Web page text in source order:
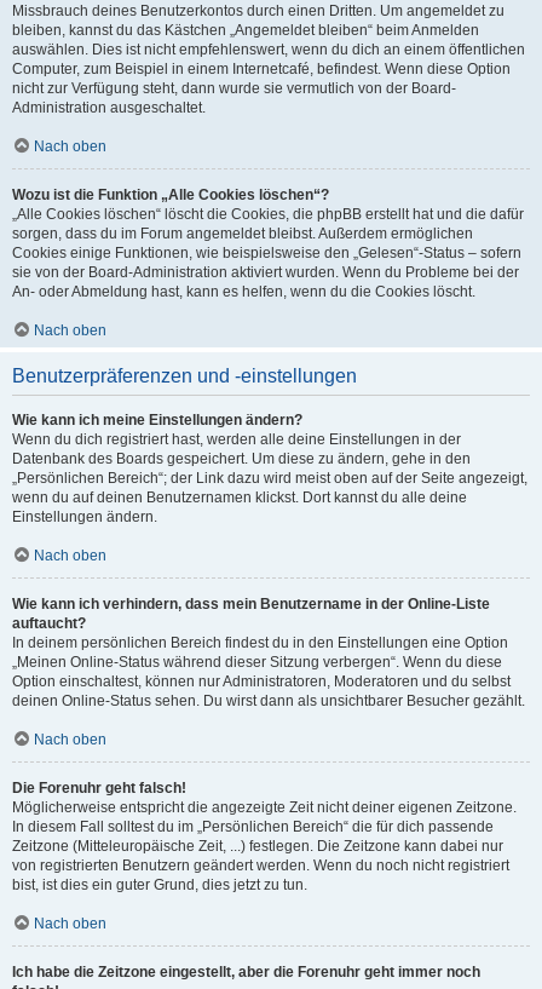
Missbrauch deines Benutzerkontos durch einen Dritten. Um angemeldet zu
bleiben, kannst du das Kästchen „Angemeldet bleiben“ beim Anmelden
auswählen. Dies ist nicht empfehlenswert, wenn du dich an einem öffentlichen
Computer, zum Beispiel in einem Internetcafé, befindest. Wenn diese Option
nicht zur Verfügung steht, dann wurde sie vermutlich von der Board-
Administration ausgeschaltet.
Nach oben
Wozu ist die Funktion „Alle Cookies löschen“?
„Alle Cookies löschen“ löscht die Cookies, die phpBB erstellt hat und die dafür
sorgen, dass du im Forum angemeldet bleibst. Außerdem ermöglichen
Cookies einige Funktionen, wie beispielsweise den „Gelesen“-Status – sofern
sie von der Board-Administration aktiviert wurden. Wenn du Probleme bei der
An- oder Abmeldung hast, kann es helfen, wenn du die Cookies löscht.
Nach oben
Benutzerpräferenzen und -einstellungen
Wie kann ich meine Einstellungen ändern?
Wenn du dich registriert hast, werden alle deine Einstellungen in der
Datenbank des Boards gespeichert. Um diese zu ändern, gehe in den
„Persönlichen Bereich“; der Link dazu wird meist oben auf der Seite angezeigt,
wenn du auf deinen Benutzernamen klickst. Dort kannst du alle deine
Einstellungen ändern.
Nach oben
Wie kann ich verhindern, dass mein Benutzername in der Online-Liste
auftaucht?
In deinem persönlichen Bereich findest du in den Einstellungen eine Option
„Meinen Online-Status während dieser Sitzung verbergen“. Wenn du diese
Option einschaltest, können nur Administratoren, Moderatoren und du selbst
deinen Online-Status sehen. Du wirst dann als unsichtbarer Besucher gezählt.
Nach oben
Die Forenuhr geht falsch!
Möglicherweise entspricht die angezeigte Zeit nicht deiner eigenen Zeitzone.
In diesem Fall solltest du im „Persönlichen Bereich“ die für dich passende
Zeitzone (Mitteleuropäische Zeit, ...) festlegen. Die Zeitzone kann dabei nur
von registrierten Benutzern geändert werden. Wenn du noch nicht registriert
bist, ist dies ein guter Grund, dies jetzt zu tun.
Nach oben
Ich habe die Zeitzone eingestellt, aber die Forenuhr geht immer noch